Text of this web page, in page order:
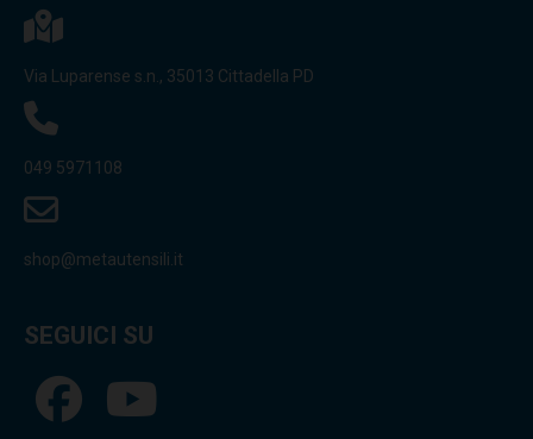
Via Luparense s.n., 35013 Cittadella PD
049 5971108
shop@metautensili.it
SEGUICI SU